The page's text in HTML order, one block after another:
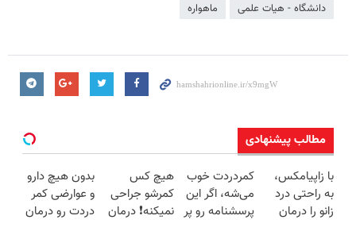
دانشگاه - هیات علمی
ماهواره
مطالب پیشنهادی
با زاپیامکس،
به راحتی درد
زانو را درمان
کمردردت خوب
می‌شه، اگر این
پرسشنامه رو پر
هیچ کس
کمرشو جراحی
نمیکنه❗ درمان
بدون هیچ دارو
و عوارضی کمر
دردت رو درمان